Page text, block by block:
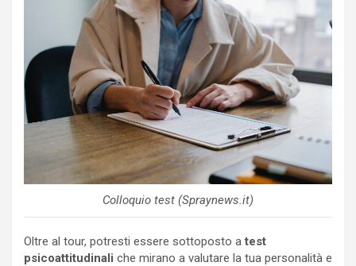
Colloquio test (Spraynews.it)
Oltre al tour, potresti essere sottoposto atest
psicoattitudinali che mirano a valutare la tua personalità e